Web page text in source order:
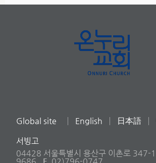
Global site English 日本語
서빙고
04428 서울특별시 용산구 이촌로 347-
9686
F 02)796-0747